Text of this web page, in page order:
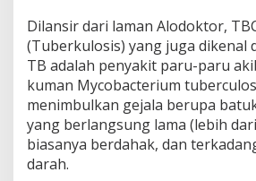
Dilansir dari laman Alodoktor,
(Tuberkulosis) yang juga dikenal
TB adalah penyakit paru-paru
kuman Mycobacterium
menimbulkan gejala berupa
yang berlangsung lama (lebih
biasanya berdahak, dan
darah.